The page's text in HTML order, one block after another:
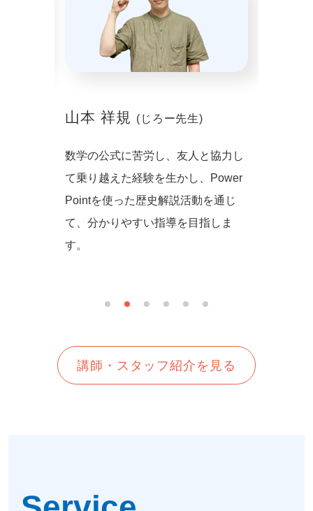
山本 祥規 (じろー先生)
数学の公式に苦労し、友人と協力し
て乗り越えた経験を生かし、Power
Pointを使った歴史解説活動を通じ
て、分かりやすい指導を目指しま
す。
講師・スタッフ紹介を見る